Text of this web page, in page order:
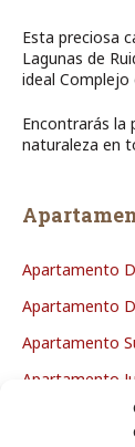
Esta preciosa
Lagunas de
ideal Complejo
Encontrarás la
naturaleza en
Apartamento
Apartamento
Apartamento
Apartamento
Apartamento